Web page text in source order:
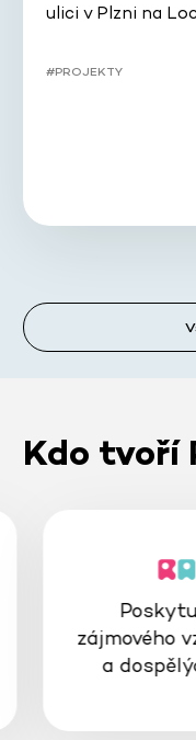
ulici v Plzni na
#PROJEKTY
Kdo tvoří
zájmového
a